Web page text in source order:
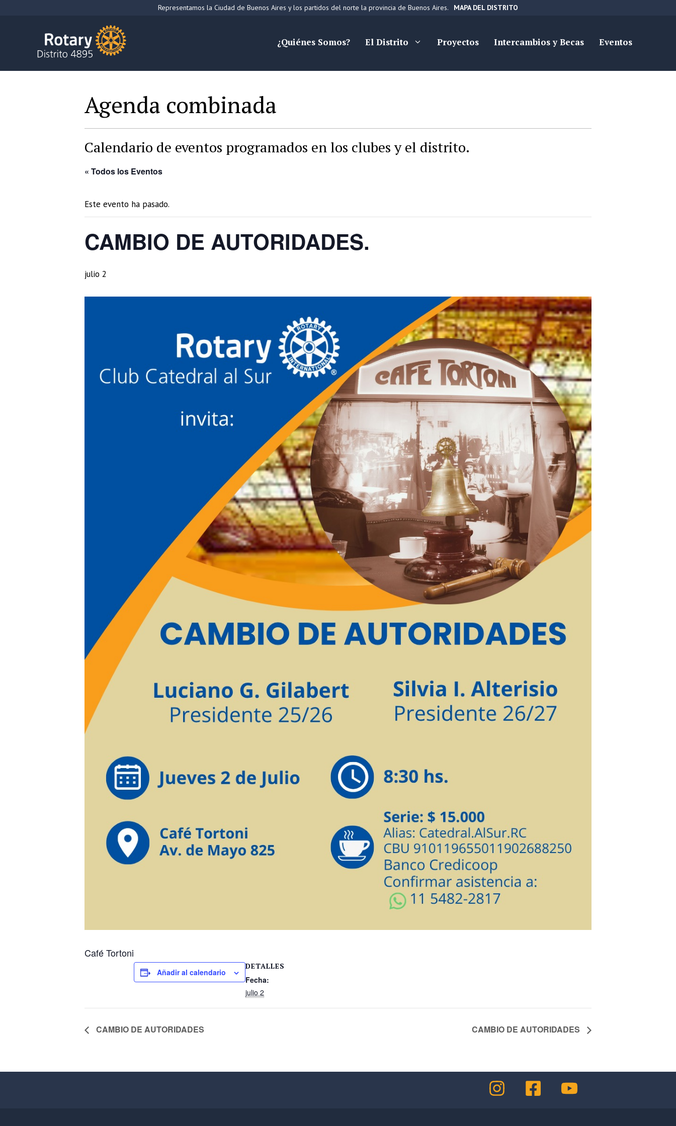
Representamos la Ciudad de Buenos Aires y los partidos del norte la provincia de Buenos Aires. MAPA DEL DISTRITO
¿Quiénes Somos? El Distrito Proyectos Intercambios y Becas Eventos
Agenda combinada
Calendario de eventos programados en los clubes y el distrito.
« Todos los Eventos
Este evento ha pasado.
CAMBIO DE AUTORIDADES.
julio 2
Café Tortoni
Añadir al calendario
DETALLES
Fecha:
julio 2
CAMBIO DE AUTORIDADES CAMBIO DE AUTORIDADES